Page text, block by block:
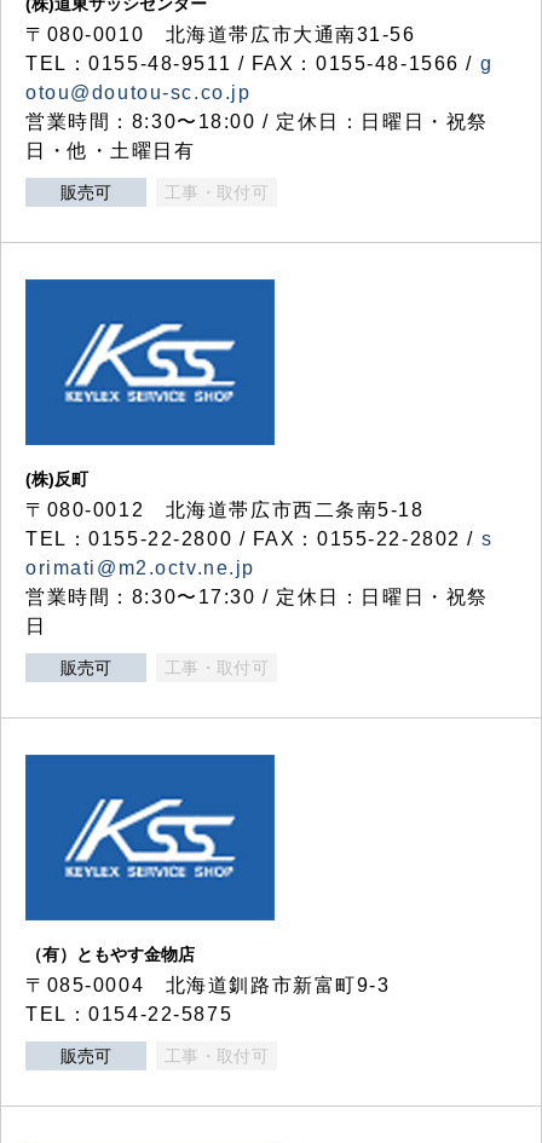
〒080-0010 北海道帯広市大通南31-56
TEL：0155-48-9511 / FAX：0155-48-1566 / g
otou@doutou-sc.co.jp
営業時間：8:30〜18:00 / 定休日：日曜日・祝祭
日・他・土曜日有
販売可 工事・取付可
(株)反町
〒080-0012 北海道帯広市西二条南5-18
TEL：0155-22-2800 / FAX：0155-22-2802 / s
orimati@m2.octv.ne.jp
営業時間：8:30〜17:30 / 定休日：日曜日・祝祭
日
販売可 工事・取付可
（有）ともやす金物店
〒085-0004 北海道釧路市新富町9-3
TEL：0154-22-5875
販売可 工事・取付可